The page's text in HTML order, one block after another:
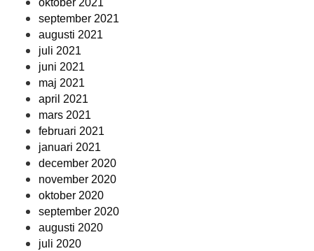
oktober 2021
september 2021
augusti 2021
juli 2021
juni 2021
maj 2021
april 2021
mars 2021
februari 2021
januari 2021
december 2020
november 2020
oktober 2020
september 2020
augusti 2020
juli 2020